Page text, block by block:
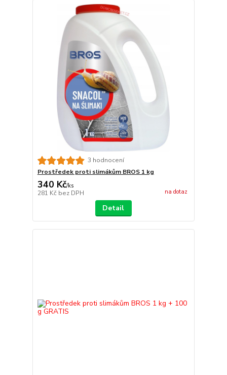
3 hodnocení
Prostředek proti slimákům BROS 1 kg
340 Kč/ks
281 Kč bez DPH na dotaz
Detail